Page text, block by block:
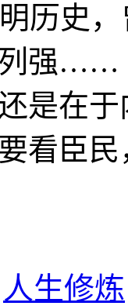
历史
列强……
是在
看臣
人生修炼